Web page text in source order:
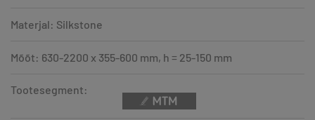
Materjal: Silkstone
Mõõt: 630-2200 x 355-600 mm, h = 25-150 mm
Tootesegment: